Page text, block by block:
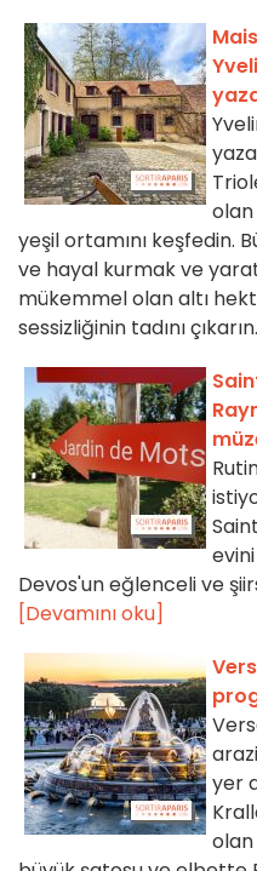
yeşil ortamını keşfedin.
ve hayal kurmak ve
mükemmel olan altı
sessizliğinin tadını çıkarın.
Devos'un eğlenceli ve
[Devamını oku]
yer
olan